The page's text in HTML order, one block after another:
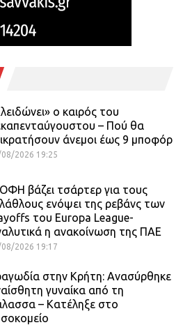
ο καιρός του
– Πού θα
άνεμοι έως 9 μποφόρ
2026 19:25
βάζει τσάρτερ για τους
ενόψει της ρεβάνς των
του Europa League-
η ανακοίνωση της ΠΑΕ
2026 19:17
στην Κρήτη: Ανασύρθηκε
γυναίκα από τη
– Κατέληξε στο